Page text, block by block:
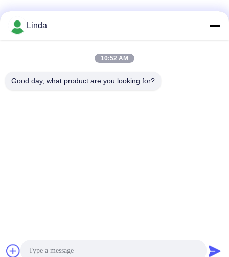
Technology Co., Ltd. - Alle. Alle Rechte vorbehalten.
Linda
10:52 AM
Good day, what product are you looking for?